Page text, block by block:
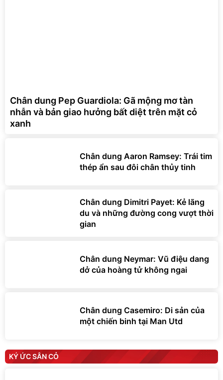
Chân dung Pep Guardiola: Gã mộng mơ tàn
nhẫn và bản giao hưởng bất diệt trên mặt cỏ
xanh
Chân dung Aaron Ramsey: Trái tim
thép ẩn sau đôi chân thủy tinh
Chân dung Dimitri Payet: Kẻ lãng
du và những đường cong vượt thời
gian
Chân dung Neymar: Vũ điệu dang
dở của hoàng tử không ngai
Chân dung Casemiro: Di sản của
một chiến binh tại Man Utd
KÝ ỨC SÂN CỎ